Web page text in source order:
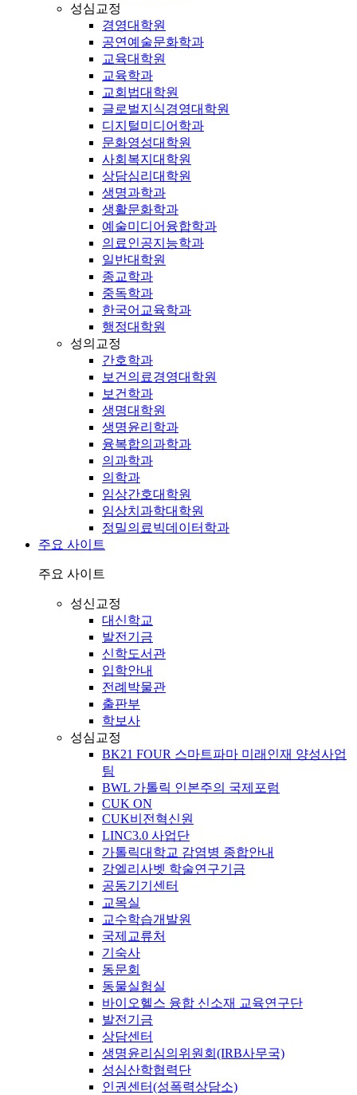
성심교정
경영대학원
공연예술문화학과
교육대학원
교육학과
교회법대학원
글로벌지식경영대학원
디지털미디어학과
문화영성대학원
사회복지대학원
상담심리대학원
생명과학과
생활문화학과
예술미디어융합학과
의료인공지능학과
일반대학원
종교학과
중독학과
한국어교육학과
행정대학원
성의교정
간호학과
보건의료경영대학원
보건학과
생명대학원
생명윤리학과
융복합의과학과
의과학과
의학과
임상간호대학원
임상치과학대학원
정밀의료빅데이터학과
주요 사이트
주요 사이트
성신교정
대신학교
발전기금
신학도서관
입학안내
전례박물관
출판부
학보사
성심교정
BK21 FOUR 스마트파마 미래인재 양성사업
팀
BWL 가톨릭 인본주의 국제포럼
CUK ON
CUK비전혁신원
LINC3.0 사업단
가톨릭대학교 감염병 종합안내
강엘리사벳 학술연구기금
공동기기센터
교목실
교수학습개발원
국제교류처
기숙사
동문회
동물실험실
바이오헬스 융합 신소재 교육연구단
발전기금
상담센터
생명윤리심의위원회(IRB사무국)
성심산학협력단
인권센터(성폭력상담소)